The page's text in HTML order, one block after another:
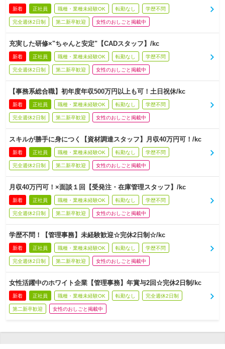
新着 正社員 職種・業種未経験OK 転勤なし 学歴不問
完全週休2日制 第二新卒歓迎 女性のおしごと掲載中
充実した研修×"ちゃんと安定"【CADスタッフ】/kc
新着 正社員 職種・業種未経験OK 転勤なし 学歴不問
完全週休2日制 第二新卒歓迎 女性のおしごと掲載中
【事務系総合職】初年度年収500万円以上も可！土日祝休/kc
新着 正社員 職種・業種未経験OK 転勤なし 学歴不問
完全週休2日制 第二新卒歓迎 女性のおしごと掲載中
スキルが勝手に身につく【資材調達スタッフ】月収40万円可！/kc
新着 正社員 職種・業種未経験OK 転勤なし 学歴不問
完全週休2日制 第二新卒歓迎 女性のおしごと掲載中
月収40万円可！×面談１回【受発注・在庫管理スタッフ】/kc
新着 正社員 職種・業種未経験OK 転勤なし 学歴不問
完全週休2日制 第二新卒歓迎 女性のおしごと掲載中
学歴不問！【管理事務】未経験歓迎☆完休2日制☆/kc
新着 正社員 職種・業種未経験OK 転勤なし 学歴不問
完全週休2日制 第二新卒歓迎 女性のおしごと掲載中
女性活躍中のホワイト企業【管理事務】年賞与2回☆完休2日制/kc
新着 正社員 職種・業種未経験OK 転勤なし 完全週休2日制
第二新卒歓迎 女性のおしごと掲載中